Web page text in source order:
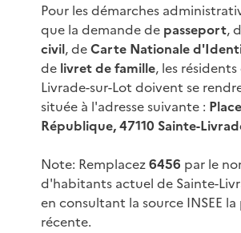
Pour les démarches
que la demande de passeport,
civil, deCarte Nationale
de livret de famille, les
Livrade-sur-Lot doivent se
située à l'adresse suivante :
République, 47110 Sainte-
Note: Remplacez6456 par le
d'habitants actuel de Sainte-
en consultant la source INSEE la
récente.